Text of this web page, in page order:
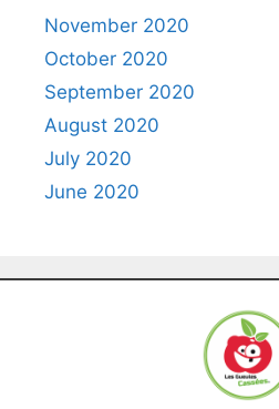
November 2020
October 2020
September 2020
August 2020
July 2020
June 2020